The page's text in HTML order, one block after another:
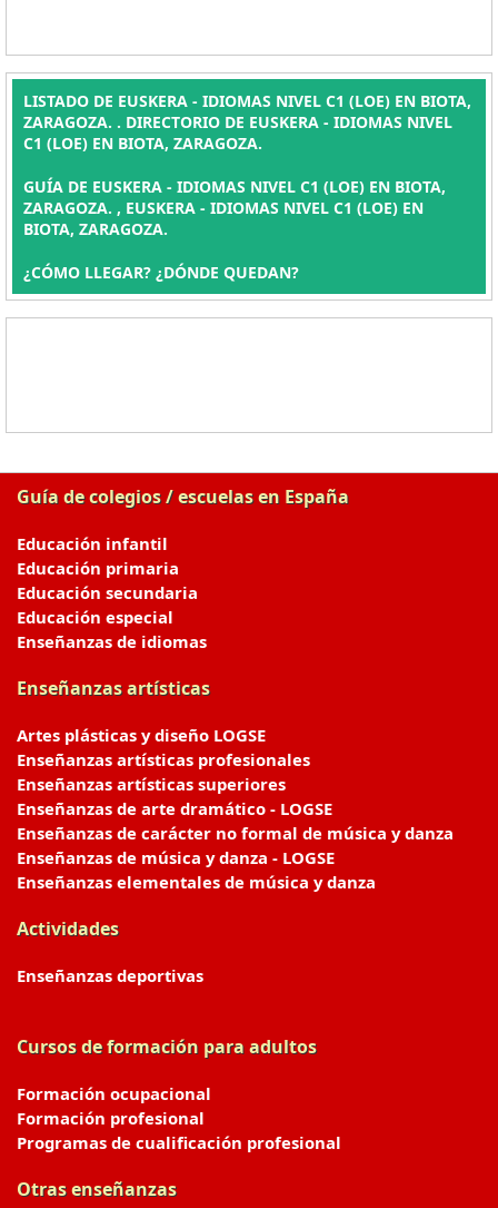
LISTADO DE EUSKERA - IDIOMAS NIVEL C1 (LOE) EN BIOTA,
ZARAGOZA. . DIRECTORIO DE EUSKERA - IDIOMAS NIVEL
C1 (LOE) EN BIOTA, ZARAGOZA.
GUÍA DE EUSKERA - IDIOMAS NIVEL C1 (LOE) EN BIOTA,
ZARAGOZA. , EUSKERA - IDIOMAS NIVEL C1 (LOE) EN
BIOTA, ZARAGOZA.
¿CÓMO LLEGAR? ¿DÓNDE QUEDAN?
Guía de colegios / escuelas en España
Educación infantil
Educación primaria
Educación secundaria
Educación especial
Enseñanzas de idiomas
Enseñanzas artísticas
Artes plásticas y diseño LOGSE
Enseñanzas artísticas profesionales
Enseñanzas artísticas superiores
Enseñanzas de arte dramático - LOGSE
Enseñanzas de carácter no formal de música y danza
Enseñanzas de música y danza - LOGSE
Enseñanzas elementales de música y danza
Actividades
Enseñanzas deportivas
Cursos de formación para adultos
Formación ocupacional
Formación profesional
Programas de cualificación profesional
Otras enseñanzas